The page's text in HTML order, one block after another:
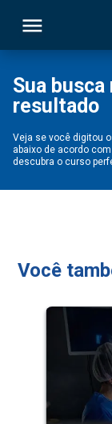
Sua
resultado
Veja se você digitou
abaixo de acordo
descubra o curso
Você